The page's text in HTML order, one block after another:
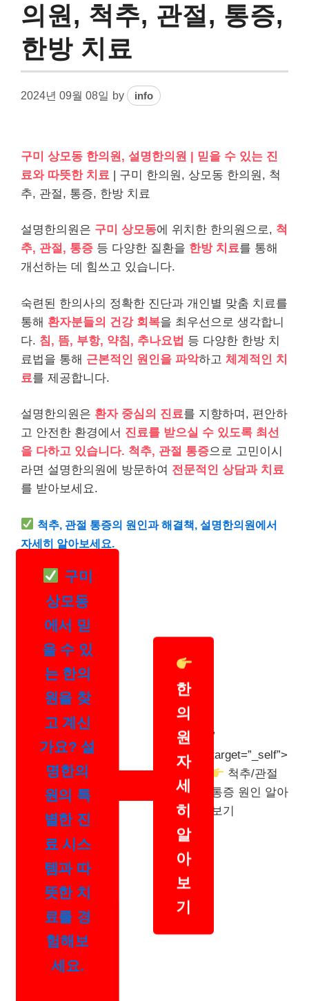
의원, 척추, 관절, 통증,
한방 치료
2024년 09월 08일 by info
구미 상모동 한의원, 설명한의원 | 믿을 수 있는 진
료와 따뜻한 치료 | 구미 한의원, 상모동 한의원, 척
추, 관절, 통증, 한방 치료
설명한의원은 구미 상모동에 위치한 한의원으로, 척
추, 관절, 통증 등 다양한 질환을 한방 치료를 통해
개선하는 데 힘쓰고 있습니다.
숙련된 한의사의 정확한 진단과 개인별 맞춤 치료를
통해 환자분들의 건강 회복을 최우선으로 생각합니
다. 침, 뜸, 부항, 약침, 추나요법 등 다양한 한방 치
료법을 통해 근본적인 원인을 파악하고 체계적인 치
료를 제공합니다.
설명한의원은 환자 중심의 진료를 지향하며, 편안하
고 안전한 환경에서 진료를 받으실 수 있도록 최선
을 다하고 있습니다. 척추, 관절 통증으로 고민이시
라면 설명한의원에 방문하여 전문적인 상담과 치료
를 받아보세요.
척추, 관절 통증의 원인과 해결책, 설명한의원에서
자세히 알아보세요.
구미
상모동
을 수 있
는 한의
원을 찾
고 계신
가요? 설
명한의
원의 특
별한 진
료 시스
템과 따
뜻한 치
험해보
세요.
한
의
원
자
세
히
알
아
보
기
”
target=”_self”>
척추/관절
통증 원인 알아
보기